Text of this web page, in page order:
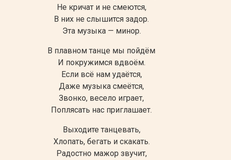
Не кричат и не смеются,
В них не слышится задор.
Эта музыка — минор.
В плавном танце мы пойдём
И покружимся вдвоём.
Если всё нам удаётся,
Даже музыка смеётся,
Звонко, весело играет,
Поплясать нас приглашает.
Выходите танцевать,
Хлопать, бегать и скакать.
Радостно мажор звучит,